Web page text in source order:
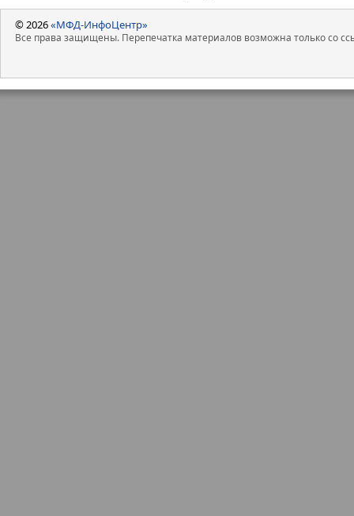
© 2026«МФД-ИнфоЦентр»
Все права защищены. Перепечатка материалов возможна только со